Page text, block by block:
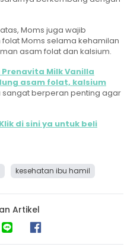
Moms juga wajib
Moms selama kehamilan
asam folat dan kalsium.
Milk Vanilla
asam folat, kalsium
sangat berperan penting agar
di sini ya untuk beli
kesehatan ibu hamil
Artikel